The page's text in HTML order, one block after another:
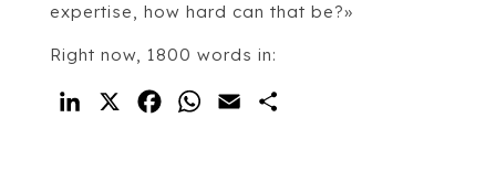
expertise, how hard can that be?»
Right now, 1800 words in:
LinkedIn FacebookWhatsApp
Email